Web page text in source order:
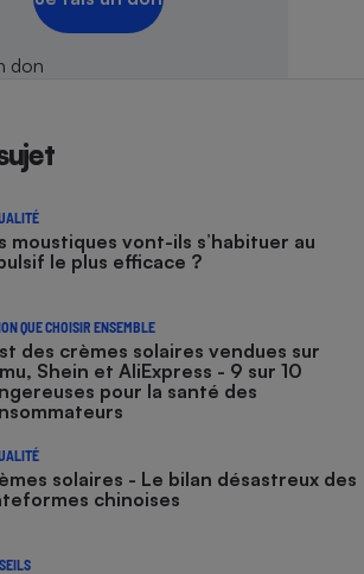
moustiques vont-ils s’habituer au
le plus efficace ?
QUE CHOISIR ENSEMBLE
des crèmes solaires vendues sur
Shein et AliExpress - 9 sur 10
pour la santé des
solaires - Le bilan désastreux des
chinoises